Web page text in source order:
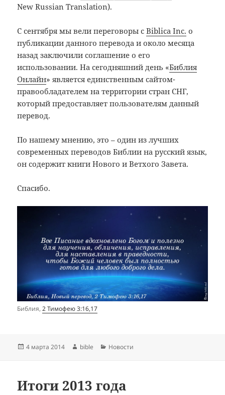
New Russian Translation).
С сентября мы вели переговоры сBiblica Inc. о
публикации данного перевода и около месяца
назад заключили соглашение о его
использовании. На сегодняшний день «Библия
Онлайн» является единственным сайтом-
правообладателем на территории стран СНГ,
который предоставляет пользователям данный
перевод.
По нашему мнению, это – один из лучших
современных переводов Библии на русский язык,
он содержит книги Нового и Ветхого Завета.
Спасибо.
Библия,2 Тимофею 3:16,17
Опубликовано
4 марта 2014 Автор
bible Рубрики
Новости
Итоги 2013 года